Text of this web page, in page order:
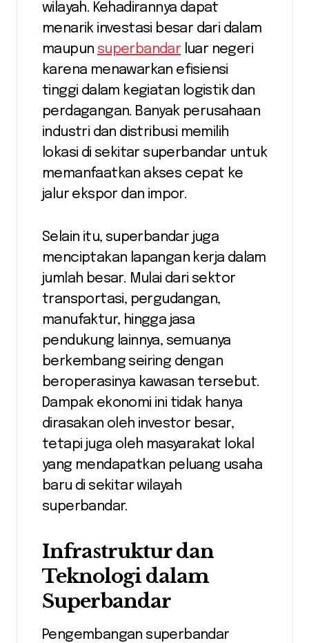
wilayah. Kehadirannya dapat
menarik investasi besar dari dalam
maupun superbandar luar negeri
karena menawarkan efisiensi
tinggi dalam kegiatan logistik dan
perdagangan. Banyak perusahaan
industri dan distribusi memilih
lokasi di sekitar superbandar untuk
memanfaatkan akses cepat ke
jalur ekspor dan impor.
Selain itu, superbandar juga
menciptakan lapangan kerja dalam
jumlah besar. Mulai dari sektor
transportasi, pergudangan,
manufaktur, hingga jasa
pendukung lainnya, semuanya
berkembang seiring dengan
beroperasinya kawasan tersebut.
Dampak ekonomi ini tidak hanya
dirasakan oleh investor besar,
tetapi juga oleh masyarakat lokal
yang mendapatkan peluang usaha
baru di sekitar wilayah
superbandar.
Infrastruktur dan
Teknologi dalam
Superbandar
Pengembangan superbandar